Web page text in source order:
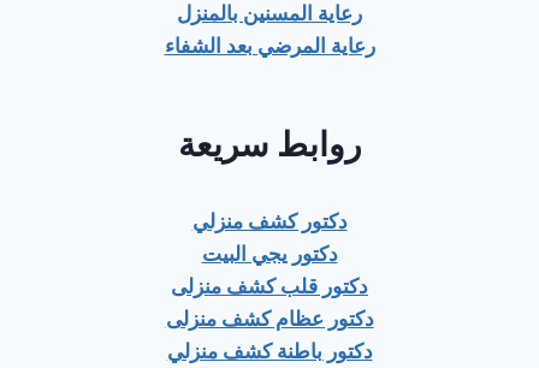
رعاية المسنين بالمنزل
رعاية المرضي بعد الشفاء
روابط سريعة
دكتور كشف منزلي
دكتور يجي البيت
دكتور قلب كشف منزلى
دكتور عظام كشف منزلى
دكتور باطنة كشف منزلي